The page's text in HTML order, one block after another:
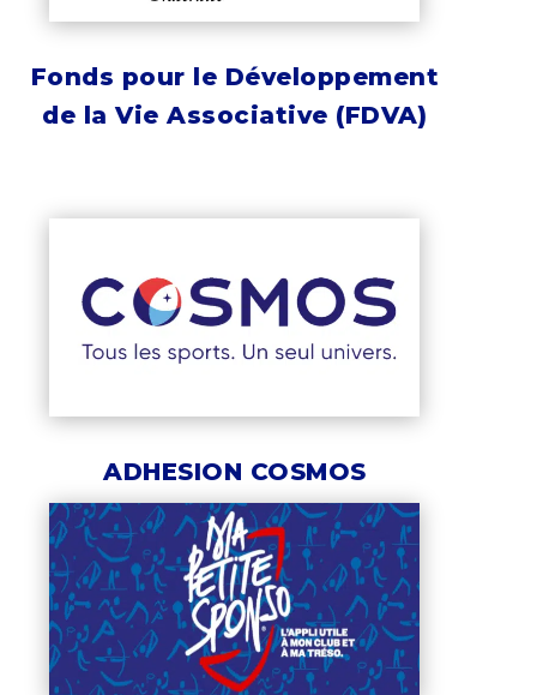
Fonds pour le Développement
de la Vie Associative (FDVA)
ADHESION COSMOS